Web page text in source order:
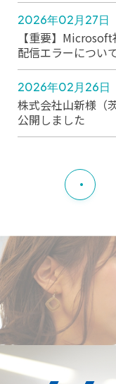
2026年02月27日
【重要】
配信エラーについ
2026年02月26日
株式会社山新様（
公開しました